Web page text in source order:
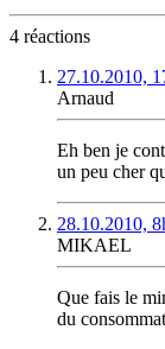
4 réactions
27.10.2010,
Arnaud
Eh ben je
un peu cher
28.10.2010,
MIKAEL
Que fais le
du